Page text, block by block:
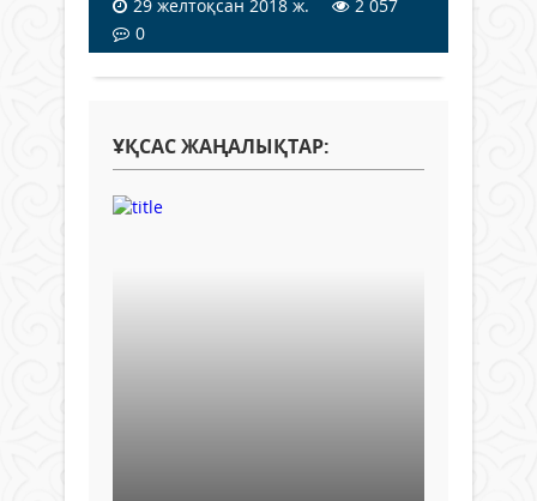
29 желтоқсан 2018 ж.
2 057
0
ҰҚСАС ЖАҢАЛЫҚТАР: